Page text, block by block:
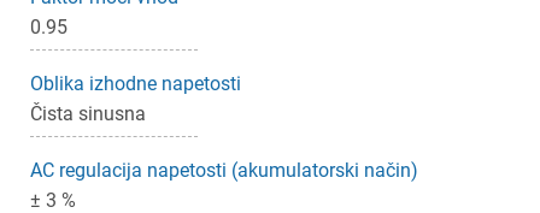
0.95
Oblika izhodne napetosti
Čista sinusna
AC regulacija napetosti (akumulatorski način)
± 3 %